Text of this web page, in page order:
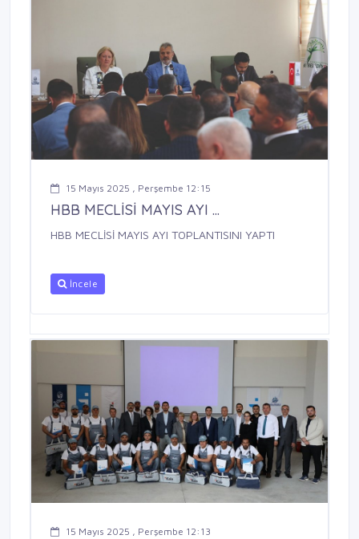
15 Mayıs 2025 , Perşembe 12:15
HBB MECLİSİ MAYIS AYI ...
HBB MECLİSİ MAYIS AYI TOPLANTISINI YAPTI
İncele
15 Mayıs 2025 , Perşembe 12:13